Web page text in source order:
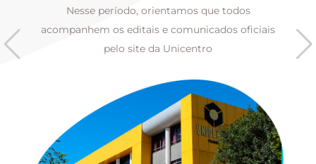
Nesse período, orientamos que todos
acompanhem os editais e comunicados oficiais
pelo site da Unicentro